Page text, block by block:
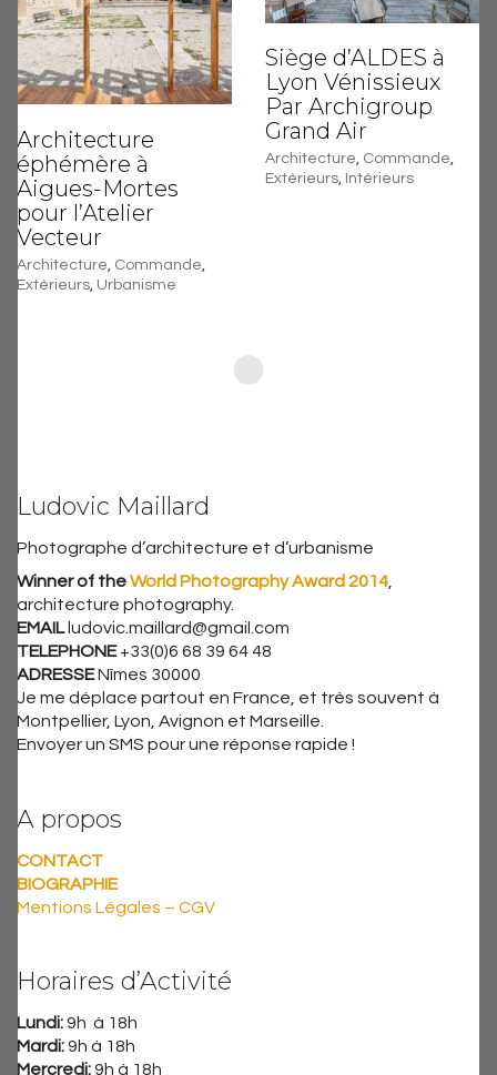
Siège d’ALDES à
Lyon Vénissieux
Par Archigroup
Grand Air
Architecture, Commande,
Extérieurs, Intérieurs
Architecture
éphémère à
Aigues-Mortes
pour l’Atelier
Vecteur
Architecture Commande
Extérieurs Urbanisme